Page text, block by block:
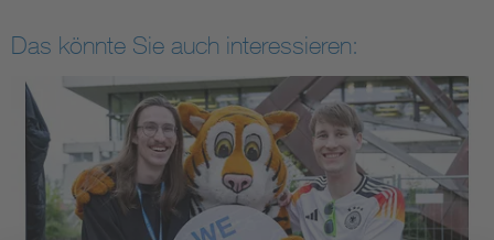
Das könnte Sie auch interessieren: